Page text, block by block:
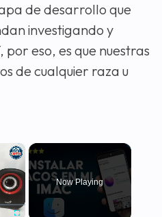
de desarrollo que
investigando y
eso, es que nuestras
de cualquier raza u
×
Now Playing